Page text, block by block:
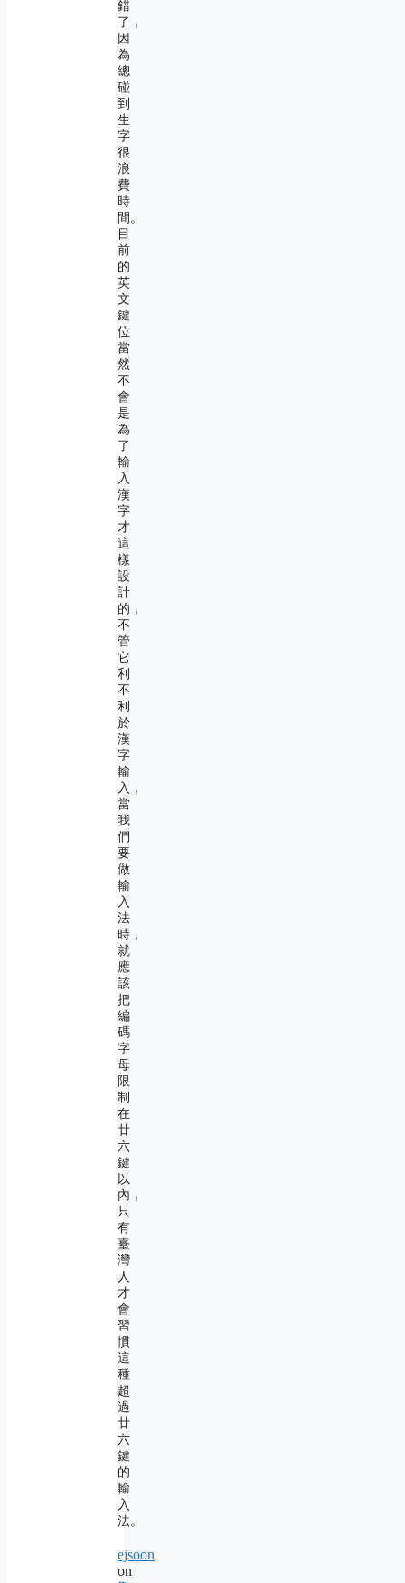
錯
了，
因
為
總
碰
到
生
字
很
浪
費
時
間。
目
前
的
英
文
鍵
位
當
然
不
會
是
為
了
輸
入
漢
字
才
這
樣
設
計
的，
不
管
它
利
不
利
於
漢
字
輸
入，
當
我
們
要
做
輸
入
法
時，
就
應
該
把
編
碼
字
母
限
制
在
廿
六
鍵
以
內，
只
有
臺
灣
人
才
會
習
慣
這
種
超
過
廿
六
鍵
的
輸
入
法。
ejsoon
on